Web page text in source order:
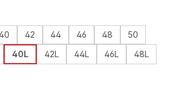
42 44 46 48
50
40L 42L 44L 46L
48L